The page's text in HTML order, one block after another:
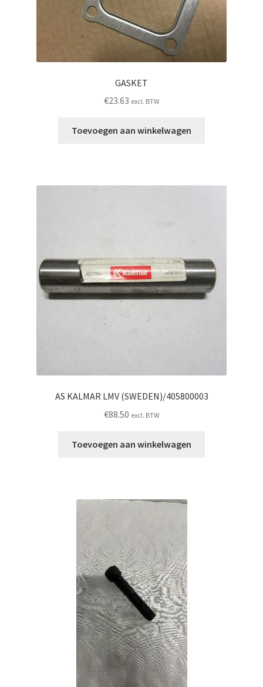
GASKET
€23.63 excl. BTW
Toevoegen aan winkelwagen
AS KALMAR LMV (SWEDEN)/405800003
€88.50 excl. BTW
Toevoegen aan winkelwagen